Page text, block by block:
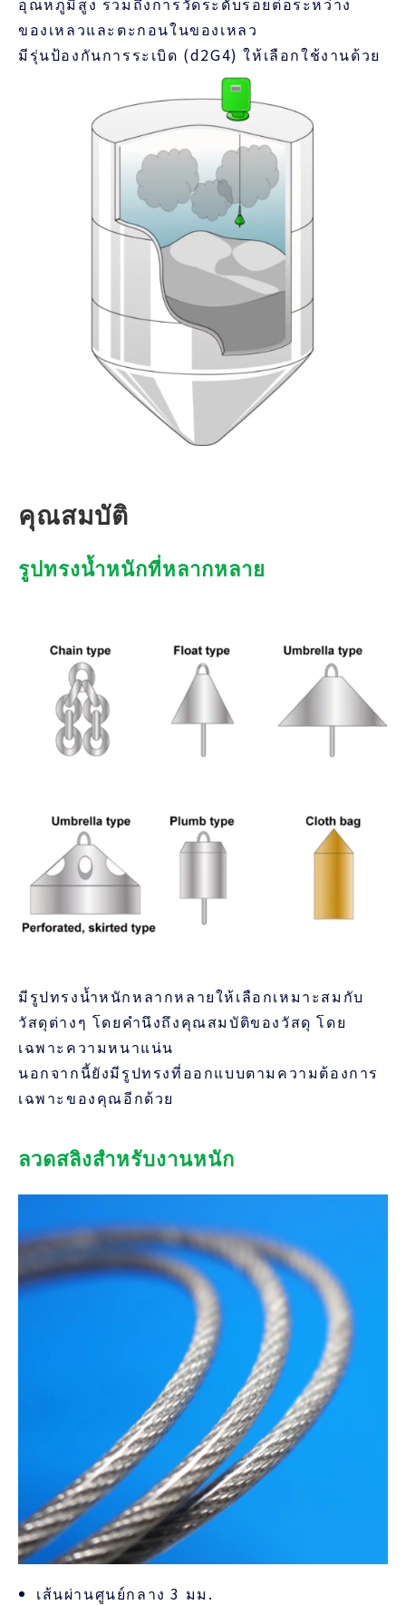
ของเหลวและตะกอนในของเหลว
มีรุ่นป้องกันการระเบิด (d2G4) ให้เลือกใช้งานด้วย
คุณสมบัติ
รูปทรงน้ำหนักที่หลากหลาย
มีรูปทรงน้ำหนักหลากหลายให้เลือกเหมาะสมกับ
วัสดุต่างๆ โดยคำนึงถึงคุณสมบัติของวัสดุ โดย
เฉพาะความหนาแน่น
นอกจากนี้ยังมีรูปทรงที่ออกแบบตามความต้องการ
เฉพาะของคุณอีกด้วย
ลวดสลิงสำหรับงานหนัก
เส้นผ่านศูนย์กลาง 3 มม.